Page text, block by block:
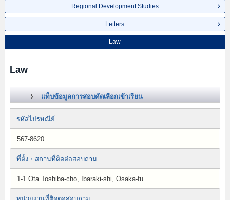
Regional Development Studies
Letters
Law
Law
แท็บข้อมูลการสอบคัดเลือกเข้าเรียน
รหัสไปรษณีย์
567-8620
ที่ตั้ง・สถานที่ติดต่อสอบถาม
1-1 Ota Toshiba-cho, Ibaraki-shi, Osaka-fu